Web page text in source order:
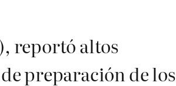
reportó altos
preparación de los